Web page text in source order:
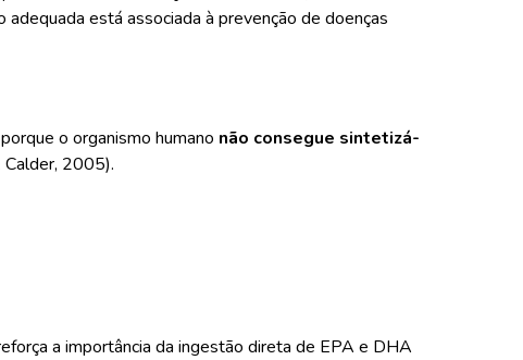
está associada à prevenção de doenças
o organismo humano não consegue sintetizá-
Calder, 2005).
a importância da ingestão direta de EPA e DHA